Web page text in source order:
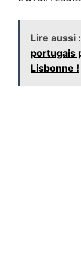
Lire aussi :
portugais
Lisbonne !